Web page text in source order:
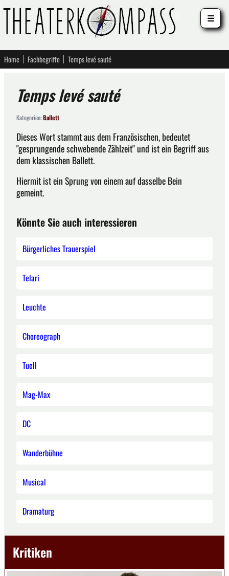
Home Fachbegriffe Temps levé sauté
Temps levé sauté
Kategorien:Ballett
Dieses Wort stammt aus dem Französischen, bedeutet
"gesprungende schwebende Zählzeit" und ist ein Begriff aus
dem klassischen Ballett.
Hiermit ist ein Sprung von einem auf dasselbe Bein
gemeint.
Könnte Sie auch interessieren
Bürgerliches Trauerspiel
Telari
Leuchte
Choreograph
Tuell
Mag-Max
DC
Wanderbühne
Musical
Dramaturg
Kritiken
☰